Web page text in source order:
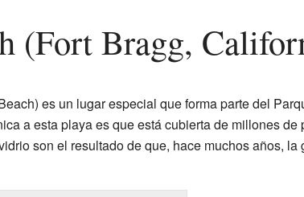
(Fort Bragg,
es un lugar especial que forma parte del
a esta playa es que está cubierta de millones
son el resultado de que, hace muchos años,